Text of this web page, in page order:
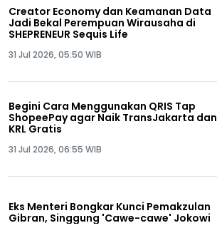
Creator Economy dan Keamanan Data
Jadi Bekal Perempuan Wirausaha di
SHEPRENEUR Sequis Life
31 Jul 2026, 05:50 WIB
Begini Cara Menggunakan QRIS Tap
ShopeePay agar Naik TransJakarta dan
KRL Gratis
31 Jul 2026, 06:55 WIB
Eks Menteri Bongkar Kunci Pemakzulan
Gibran, Singgung 'Cawe-cawe' Jokowi